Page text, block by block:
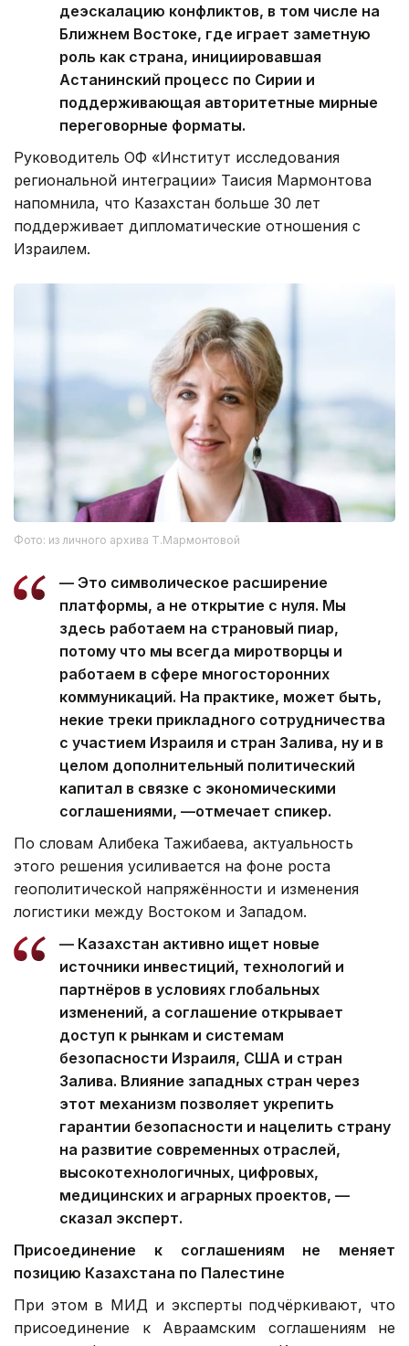
деэскалацию конфликтов, в том числе на
Ближнем Востоке, где играет заметную
роль как страна, инициировавшая
Астанинский процесс по Сирии и
поддерживающая авторитетные мирные
переговорные форматы.
Руководитель ОФ «Институт исследования
региональной интеграции» Таисия Мармонтова
напомнила, что Казахстан больше 30 лет
поддерживает дипломатические отношения с
Израилем.
Фото: из личного архива Т.Мармонтовой
— Это символическое расширение
платформы, а не открытие с нуля. Мы
здесь работаем на страновый пиар,
потому что мы всегда миротворцы и
работаем в сфере многосторонних
коммуникаций. На практике, может быть,
некие треки прикладного сотрудничества
с участием Израиля и стран Залива, ну и в
целом дополнительный политический
капитал в связке с экономическими
соглашениями, —отмечает спикер.
По словам Алибека Тажибаева, актуальность
этого решения усиливается на фоне роста
геополитической напряжённости и изменения
логистики между Востоком и Западом.
— Казахстан активно ищет новые
источники инвестиций, технологий и
партнёров в условиях глобальных
изменений, а соглашение открывает
доступ к рынкам и системам
безопасности Израиля, США и стран
Залива. Влияние западных стран через
этот механизм позволяет укрепить
гарантии безопасности и нацелить страну
на развитие современных отраслей,
высокотехнологичных, цифровых,
медицинских и аграрных проектов, —
сказал эксперт.
Присоединение к соглашениям не меняет
позицию Казахстана по Палестине
При этом в МИД и эксперты подчёркивают, что
присоединение к Авраамским соглашениям не